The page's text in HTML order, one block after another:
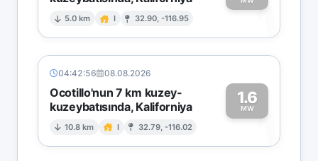
5.0 km I 32.90, -116.95 1
04:42:56 08.08.2026
Ocotillo'nun 7 km kuzey-
kuzeybatısında, Kaliforniya
10.8 km I 32.79, -116.02
1.6
MW1